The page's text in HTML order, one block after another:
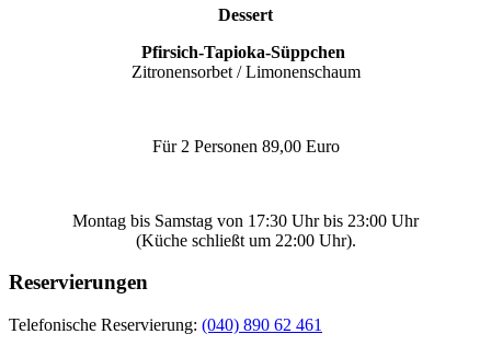
Dessert
Pfirsich-Tapioka-Süppchen
Zitronensorbet / Limonenschaum
Für 2 Personen 89,00 Euro
Montag bis Samstag von 17:30 Uhr bis 23:00 Uhr
(Küche schließt um 22:00 Uhr).
Reservierungen
Telefonische Reservierung: (040) 890 62 461